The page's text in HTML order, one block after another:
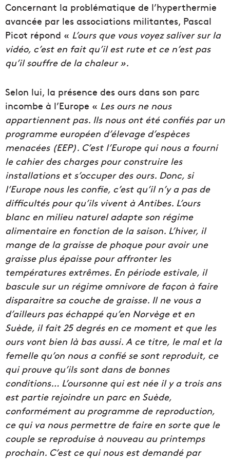
Concernant la problématique de l’hyperthermie
avancée par les associations militantes, Pascal
Picot répond « L’ours que vous voyez saliver sur la
vidéo, c’est en fait qu’il est rute et ce n’est pas
qu’il souffre de la chaleur ».
Selon lui, la présence des ours dans son parc
incombe à l’Europe « Les ours ne nous
appartiennent pas. Ils nous ont été confiés par un
programme européen d’élevage d’espèces
menacées (EEP). C’est l’Europe qui nous a fourni
le cahier des charges pour construire les
installations et s’occuper des ours. Donc, si
l’Europe nous les confie, c’est qu’il n’y a pas de
difficultés pour qu’ils vivent à Antibes. L’ours
blanc en milieu naturel adapte son régime
alimentaire en fonction de la saison. L’hiver, il
mange de la graisse de phoque pour avoir une
graisse plus épaisse pour affronter les
températures extrêmes. En période estivale, il
bascule sur un régime omnivore de façon à faire
disparaitre sa couche de graisse. Il ne vous a
d’ailleurs pas échappé qu’en Norvège et en
Suède, il fait 25 degrés en ce moment et que les
ours vont bien là bas aussi. A ce titre, le mal et la
femelle qu’on nous a confié se sont reproduit, ce
qui prouve qu’ils sont dans de bonnes
conditions… L’oursonne qui est née il y a trois ans
est partie rejoindre un parc en Suède,
conformément au programme de reproduction,
ce qui va nous permettre de faire en sorte que le
couple se reproduise à nouveau au printemps
prochain. C’est ce qui nous est demandé par